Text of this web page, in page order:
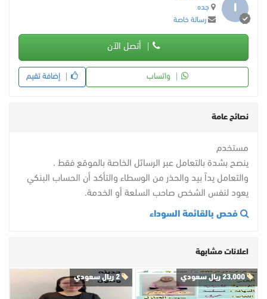
ا
جده
رسالة خاصة
أتصل الآن
واتساب إضافة تقيم
نصائح عامة
مستخدم
ينصح بشدة بالتعامل عبر الرسائل الخاصة بالموقع فقط .
والتعامل يداً بيد والحذر من الوسطاء والتأكد أن الحساب البنكي
يعود لنفس الشخص صاحب السلعة أو الخدمة.
فحص بالقائمة السوداء
اعلانات مشابهة
23,000 ريال سعودي 2 ريال سعودي